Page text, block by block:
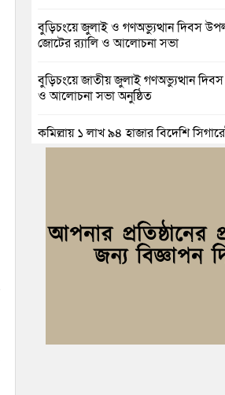
বুড়িচংয়ে জুলাই ও গণঅভ্যুত্থান দিবস
জোটের র‍্যালি ও আলোচনা সভা
বুড়িচংয়ে জাতীয় জুলাই গণঅভ্যুত্থান দিবস
ও আলোচনা সভা অনুষ্ঠিত
কুমিল্লায় ১ লাখ ৯৪ হাজার বিদেশি
গাঁজাসহ মাদক কারবারি গ্রেপ্তার
বুড়িচংয়ে অতিথি পাখির আবাসস্থল
উদ্যোগ; ৯ সদস্যের কমিটি গঠন
নিমসার জুনাব আলী ডিগ্রি কলেজ